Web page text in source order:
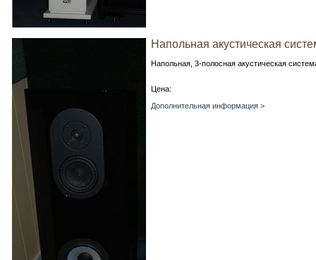
Напольная акустическая
Напольная, 3-полосная акустическая
Цена:
Дополнительная информация >